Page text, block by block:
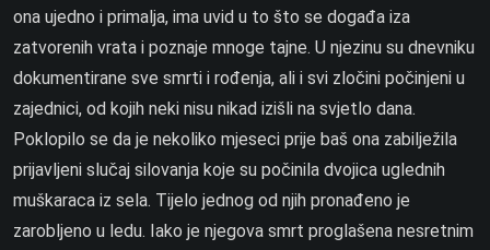
ona ujedno i primalja, ima uvid u to što se događa iza
zatvorenih vrata i poznaje mnoge tajne. U njezinu su dnevniku
dokumentirane sve smrti i rođenja, ali i svi zločini počinjeni u
zajednici, od kojih neki nisu nikad izišli na svjetlo dana.
Poklopilo se da je nekoliko mjeseci prije baš ona zabilježila
prijavljeni slučaj silovanja koje su počinila dvojica uglednih
muškaraca iz sela. Tijelo jednog od njih pronađeno je
zarobljeno u ledu. Iako je njegova smrt proglašena nesretnim